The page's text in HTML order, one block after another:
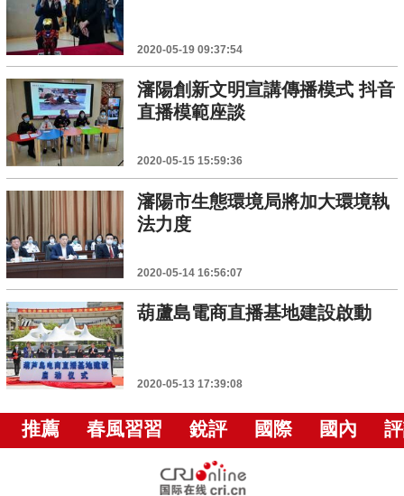
2020-05-19 09:37:54
瀋陽創新文明宣講傳播模式 抖音
直播模範座談
2020-05-15 15:59:36
瀋陽市生態環境局將加大環境執
法力度
2020-05-14 16:56:07
葫蘆島電商直播基地建設啟動
2020-05-13 17:39:08
推薦 春風習習 銳評 國際 國內